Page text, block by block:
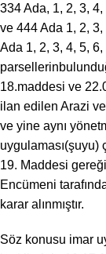
334 Ada, 1, 2, 3,
ve 444 Ada 1, 2,
Ada 1, 2, 3, 4, 5, 6,
18.maddesi ve
ilan edilen Arazi
ve yine aynı
uygulaması(şuyu)
19. Maddesi
Encümeni
karar alınmıştır.
Söz konusu imar